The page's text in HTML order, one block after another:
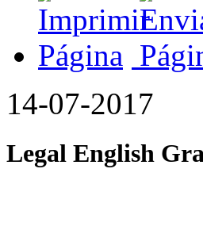
14-07-2017
Legal English